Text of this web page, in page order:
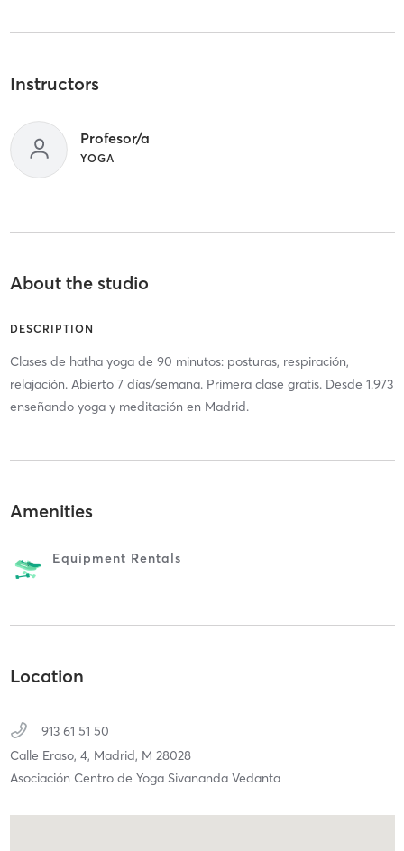
Instructors
Profesor/a
YOGA
About the studio
DESCRIPTION
Clases de hatha yoga de 90 minutos: posturas, respiración,
relajación. Abierto 7 días/semana. Primera clase gratis. Desde 1.973
enseñando yoga y meditación en Madrid.
Amenities
Equipment Rentals
Location
913 61 51 50
Calle Eraso, 4, Madrid, M 28028
Asociación Centro de Yoga Sivananda Vedanta